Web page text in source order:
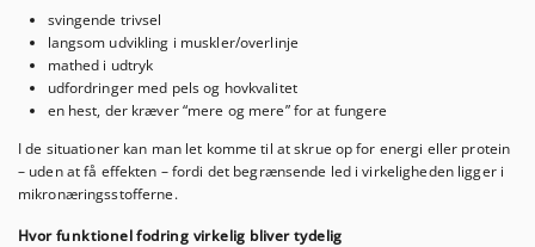
svingende trivsel
langsom udvikling i muskler/overlinje
mathed i udtryk
udfordringer med pels og hovkvalitet
en hest, der kræver “mere og mere” for at fungere
I de situationer kan man let komme til at skrue op for energi eller protein
– uden at få effekten – fordi det begrænsende led i virkeligheden ligger i
mikronæringsstofferne.
Hvor funktionel fodring virkelig bliver tydelig